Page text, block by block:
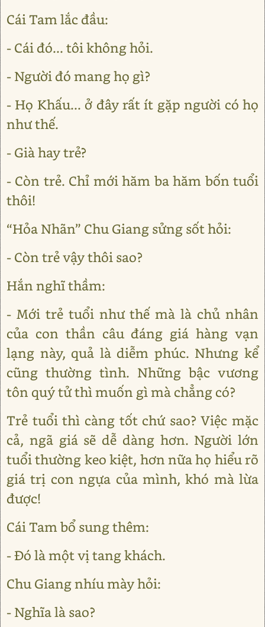
Cái Tam lắc đầu:
- Cái đó... tôi không hỏi.
- Người đó mang họ gì?
- Họ Khấu... ở đây rất ít gặp người có họ
như thế.
- Già hay trẻ?
- Còn trẻ. Chỉ mới hăm ba hăm bốn tuổi
thôi!
“Hỏa Nhãn” Chu Giang sửng sốt hỏi:
- Còn trẻ vậy thôi sao?
Hắn nghĩ thầm:
- Mới trẻ tuổi như thế mà là chủ nhân
của con thần câu đáng giá hàng vạn
lạng này, quả là diễm phúc. Nhưng kể
cũng thường tình. Những bậc vương
tôn quý tử thì muốn gì mà chẳng có?
Trẻ tuổi thì càng tốt chứ sao? Việc mặc
cả, ngã giá sẽ dễ dàng hơn. Người lớn
tuổi thường keo kiệt, hơn nữa họ hiểu rõ
giá trị con ngựa của mình, khó mà lừa
được!
Cái Tam bổ sung thêm:
- Đó là một vị tang khách.
Chu Giang nhíu mày hỏi:
- Nghĩa là sao?